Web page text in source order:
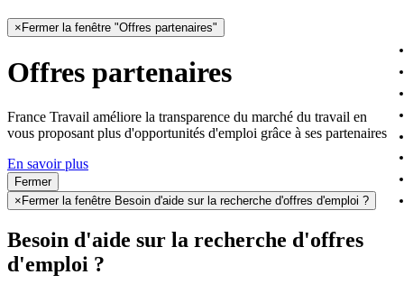
× Fermer la fenêtre "Offres partenaires"
Offres partenaires
France Travail améliore la transparence du marché du travail en
vous proposant plus d'opportunités d'emploi grâce à ses partenaires
En savoir plus
Fermer
× Fermer la fenêtre Besoin d'aide sur la recherche d'offres d'emploi ?
Besoin d'aide sur la recherche d'offres
d'emploi ?